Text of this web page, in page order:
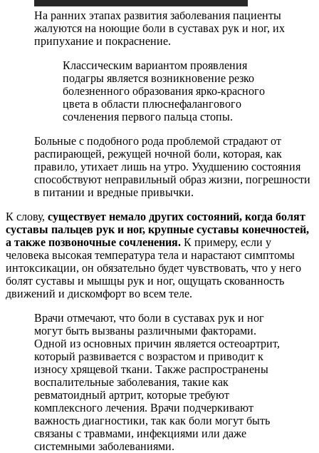
На ранних этапах развития заболевания пациенты
жалуются на ноющие боли в суставах рук и ног, их
припухание и покраснение.
Классическим вариантом проявления
подагры является возникновение резко
болезненного образования ярко-красного
цвета в области плюснефалангового
сочленения первого пальца стопы.
Больные с подобного рода проблемой страдают от
распирающей, режущей ночной боли, которая, как
правило, утихает лишь на утро. Ухудшению состояния
способствуют неправильный образ жизни, погрешности
в питании и вредные привычки.
К слову, существует немало других состояний, когда болят
суставы пальцев рук и ног, крупные суставы конечностей,
а также позвоночные сочленения. К примеру, если у
человека высокая температура тела и нарастают симптомы
интоксикации, он обязательно будет чувствовать, что у него
болят суставы и мышцы рук и ног, ощущать скованность
движений и дискомфорт во всем теле.
Врачи отмечают, что боли в суставах рук и ног
могут быть вызваны различными факторами.
Одной из основных причин является остеоартрит,
который развивается с возрастом и приводит к
износу хрящевой ткани. Также распространены
воспалительные заболевания, такие как
ревматоидный артрит, которые требуют
комплексного лечения. Врачи подчеркивают
важность диагностики, так как боли могут быть
связаны с травмами, инфекциями или даже
системными заболеваниями.